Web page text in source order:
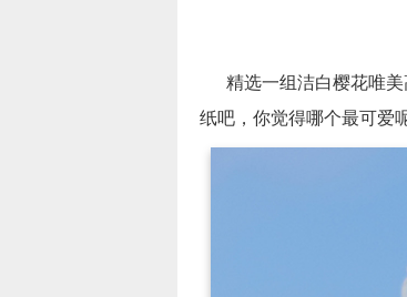
精选一组洁白樱花唯美
纸吧，你觉得哪个最可爱